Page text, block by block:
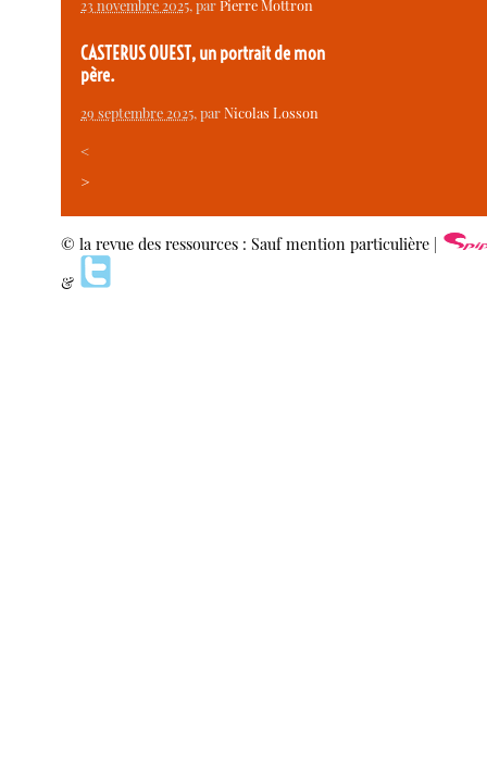
23 novembre 2025, parPierre Mottron
CASTERUS OUEST, un portrait de mon
père.
29 septembre 2025, parNicolas Losson
<
>
© la revue des ressources : Sauf mention particulière |
&